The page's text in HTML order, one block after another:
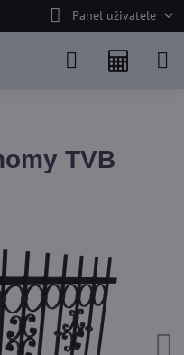
Panel uživatele
TVB